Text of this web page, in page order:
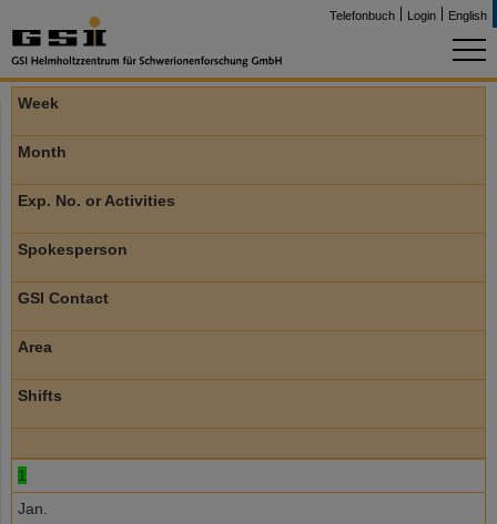
Telefonbuch Login English
Week
Month
Exp. No. or Activities
Spokesperson
GSI Contact
Area
Shifts
1
Jan.